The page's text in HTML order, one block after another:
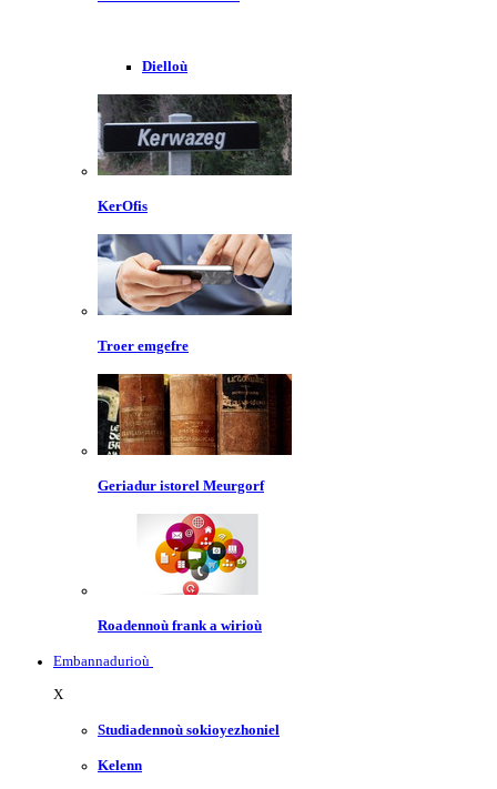
Dielloù
KerOfis
Troer emgefre
Geriadur istorel Meurgorf
Roadennoù frank a wirioù
Embannadurioù
X
Studiadennoù sokioyezhoniel
Kelenn